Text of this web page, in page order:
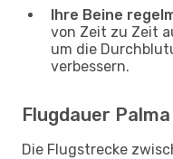
Ihre Beine
von Zeit zu Zeit
um die
verbessern.
Flugdauer
Die Flugstrecke